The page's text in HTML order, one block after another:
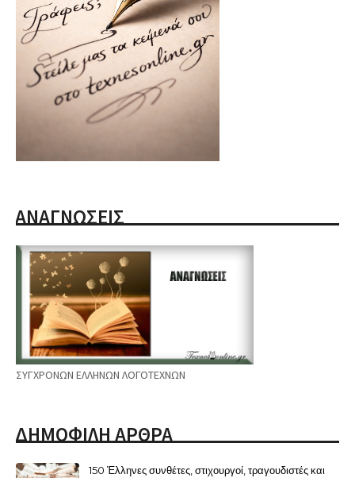
ΑΝΑΓΝΩΣΕΙΣ
ΣΥΓΧΡΟΝΩΝ ΕΛΛΗΝΩΝ ΛΟΓΟΤΕΧΝΩΝ
ΔΗΜΟΦΙΛΗ ΑΡΘΡΑ
150 Έλληνες συνθέτες, στιχουργοί, τραγουδιστές και